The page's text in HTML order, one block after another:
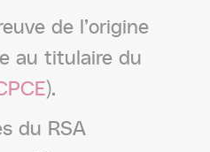
de l’origine
au titulaire du
).
du RSA